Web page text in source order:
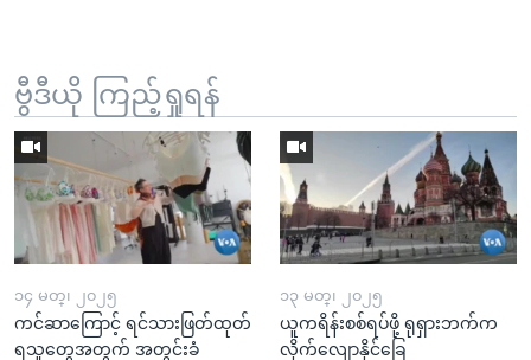
ဗွီဒီယို ကြည့်ရှုရန်
၁၄ မတ္၊ ၂၀၂၅
ကင်ဆာကြောင့် ရင်သားဖြတ်ထုတ်
ရသူတွေအတွက် အတွင်းခံ
၁၃ မတ္၊ ၂၀၂၅
ယူကရိန်းစစ်ရပ်ဖို့ ရုရှားဘက်က
လိုက်လျောနိုင်ခြေ